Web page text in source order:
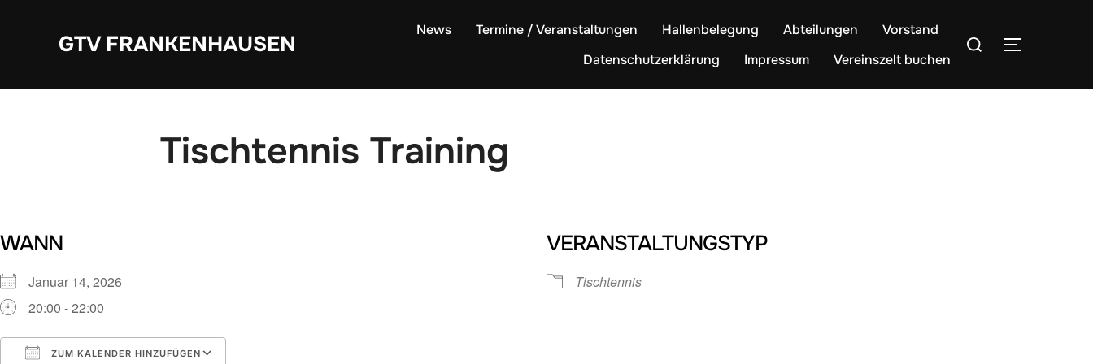
GTV FRANKENHAUSEN
News Termine / Veranstaltungen Hallenbelegung Abteilungen
Vorstand
Datenschutzerklärung
Impressum Vereinszelt buchen
Suchen
Tischtennis Training
WANN
Januar 14, 2026
20:00 - 22:00
ZUM KALENDER HINZUFÜGEN
VERANSTALTUNGSTYP
Tischtennis